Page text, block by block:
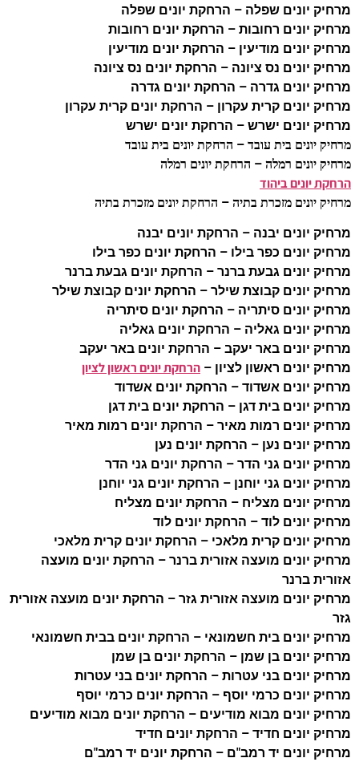
מרחיק יונים שפלה – הרחקת יונים שפלה
מרחיק יונים רחובות – הרחקת יונים רחובות
מרחיק יונים מודיעין – הרחקת יונים מודיעין
מרחיק יונים נס ציונה – הרחקת יונים נס ציונה
מרחיק יונים גדרה – הרחקת יונים גדרה
מרחיק יונים קרית עקרון – הרחקת יונים קרית עקרון
מרחיק יונים ישרש – הרחקת יונים ישרש
מרחיק יונים בית עובד – הרחקת יונים בית עובד
מרחיק יונים רמלה – הרחקת יונים רמלה
הרחקת יונים ביהוד
מרחיק יונים מזכרת בתיה – הרחקת יונים מזכרת בתיה
מרחיק יונים יבנה – הרחקת יונים יבנה
מרחיק יונים כפר בילו – הרחקת יונים כפר בילו
מרחיק יונים גבעת ברנר – הרחקת יונים גבעת ברנר
מרחיק יונים קבוצת שילר – הרחקת יונים קבוצת שילר
מרחיק יונים סיתריה – הרחקת יונים סיתריה
מרחיק יונים גאליה – הרחקת יונים גאליה
מרחיק יונים באר יעקב – הרחקת יונים באר יעקב
מרחיק יונים ראשון לציון – הרחקת יונים ראשון לציון
מרחיק יונים אשדוד – הרחקת יונים אשדוד
מרחיק יונים בית דגן – הרחקת יונים בית דגן
מרחיק יונים רמות מאיר – הרחקת יונים רמות מאיר
מרחיק יונים נען – הרחקת יונים נען
מרחיק יונים גני הדר – הרחקת יונים גני הדר
מרחיק יונים גני יוחנן – הרחקת יונים גני יוחנן
מרחיק יונים מצליח – הרחקת יונים מצליח
מרחיק יונים לוד – הרחקת יונים לוד
מרחיק יונים קרית מלאכי – הרחקת יונים קרית מלאכי
מרחיק יונים מועצה אזורית ברנר – הרחקת יונים מועצה
אזורית ברנר
מרחיק יונים מועצה אזורית גזר – הרחקת יונים מועצה אזורית
גזר
מרחיק יונים בית חשמונאי – הרחקת יונים בבית חשמונאי
מרחיק יונים בן שמן – הרחקת יונים בן שמן
מרחיק יונים בני עטרות – הרחקת יונים בני עטרות
מרחיק יונים כרמי יוסף – הרחקת יונים כרמי יוסף
מרחיק יונים מבוא מודיעים – הרחקת יונים מבוא מודיעים
מרחיק יונים חדיד – הרחקת יונים חדיד
מרחיק יונים יד רמב"ם – הרחקת יונים יד רמב"ם